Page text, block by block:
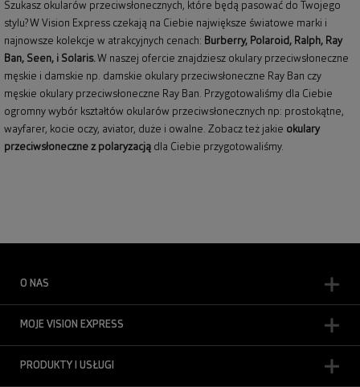
Szukasz okularów przeciwsłonecznych, które będą pasować do Twojego
stylu? W Vision Express czekają na Ciebie największe światowe marki i
najnowsze kolekcje w atrakcyjnych cenach: Burberry, Polaroid , Ralph, Ray
Ban, Seen, i Solaris. W naszej ofercie znajdziesz okulary przeciwsłoneczne
męskie i damskie np. damskie okulary przeciwsłoneczne Ray Ban czy
męskie okulary przeciwsłoneczne Ray Ban. Przygotowaliśmy dla Ciebie
ogromny wybór kształtów okularów przeciwsłonecznych np: prostokątne,
wayfarer, kocie oczy, aviator, duże i owalne. Zobacz też jakie okulary
przeciwsłoneczne z polaryzacją dla Ciebie przygotowaliśmy.
O NAS
MOJE VISION EXPRESS
PRODUKTY I USŁUGI